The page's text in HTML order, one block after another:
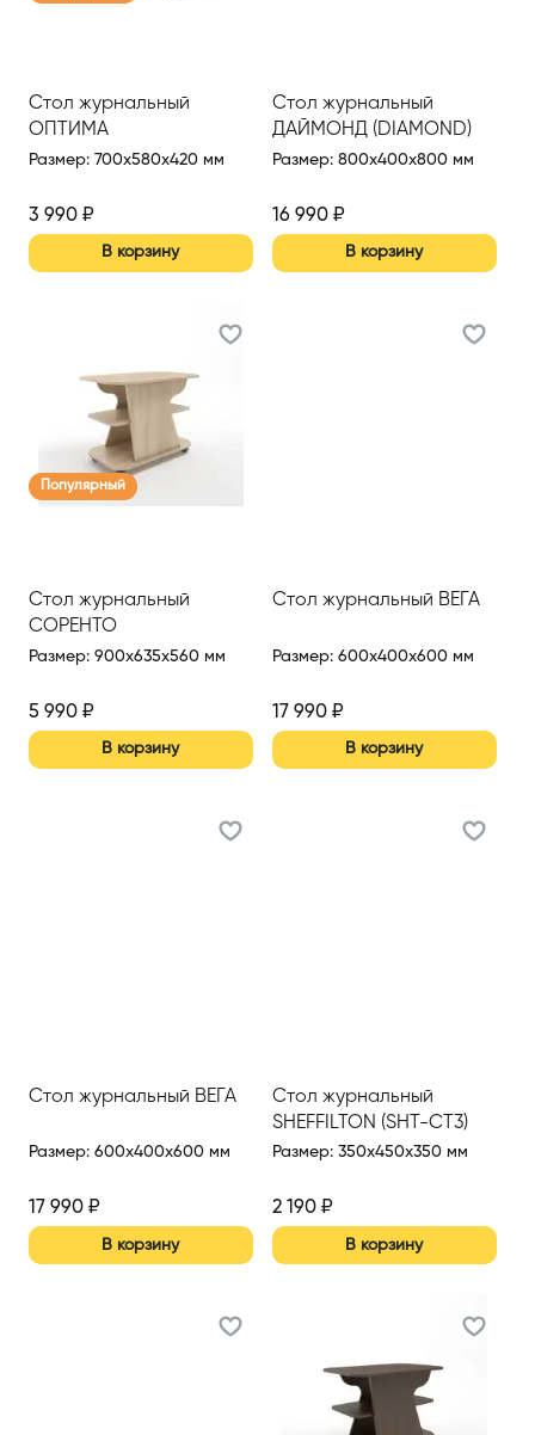
Стол журнальный
ОПТИМА
Размер: 700x580x420 мм
3 990 ₽
В корзину
Стол журнальный
ДАЙМОНД (DIAMOND)
Размер: 800x400x800 мм
16 990₽
В корзину
Популярный
Стол журнальный
СОРЕНТО
Размер: 900x635x560 мм
5 990 ₽
В корзину
Стол журнальный ВЕГА
Размер: 600x400x600 мм
17 990₽
В корзину
Стол журнальный ВЕГА
Размер: 600x400x600 мм
17 990 ₽
В корзину
Стол журнальный
SHEFFILTON (SHT-CT3)
Размер: 350x450x350 мм
2 190₽
В корзину